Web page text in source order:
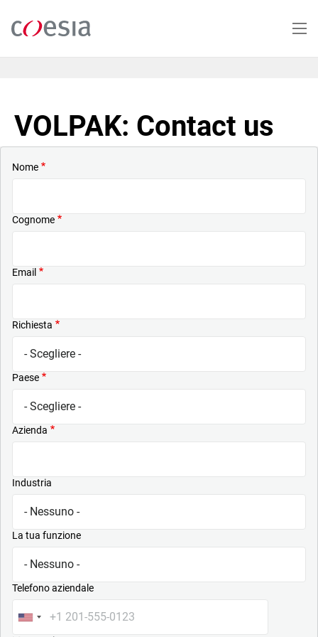
contenuto
VOLPAK: Contact us
Nome
Cognome
Email
Richiesta
Paese
Azienda
Industria
La tua funzione
Telefono aziendale